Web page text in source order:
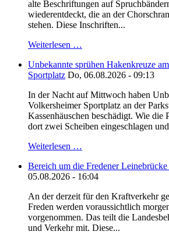
alte Beschriftungen auf
wiederentdeckt, die an der
stehen. Diese Inschriften...
Weiterlesen …
Unbekannte sprühen Hakenkreuze
Sportplatz Do, 06.08.2026 - 09:13
In der Nacht auf Mittwoch haben
Volkersheimer Sportplatz an der
Kassenhäuschen beschädigt. Wie
dort zwei Scheiben eingeschlagen
Weiterlesen …
Bereich um die Fredener
05.08.2026 - 16:04
An der derzeit für den Kraftverkehr
Freden werden voraussichtlich
vorgenommen. Das teilt die
und Verkehr mit. Diese...